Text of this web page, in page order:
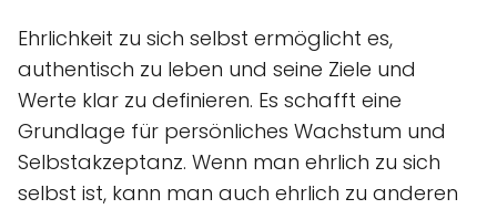
Ehrlichkeit zu sich selbst ermöglicht es,
authentisch zu leben und seine Ziele und
Werte klar zu definieren. Es schafft eine
Grundlage für persönliches Wachstum und
Selbstakzeptanz. Wenn man ehrlich zu sich
selbst ist, kann man auch ehrlich zu anderen